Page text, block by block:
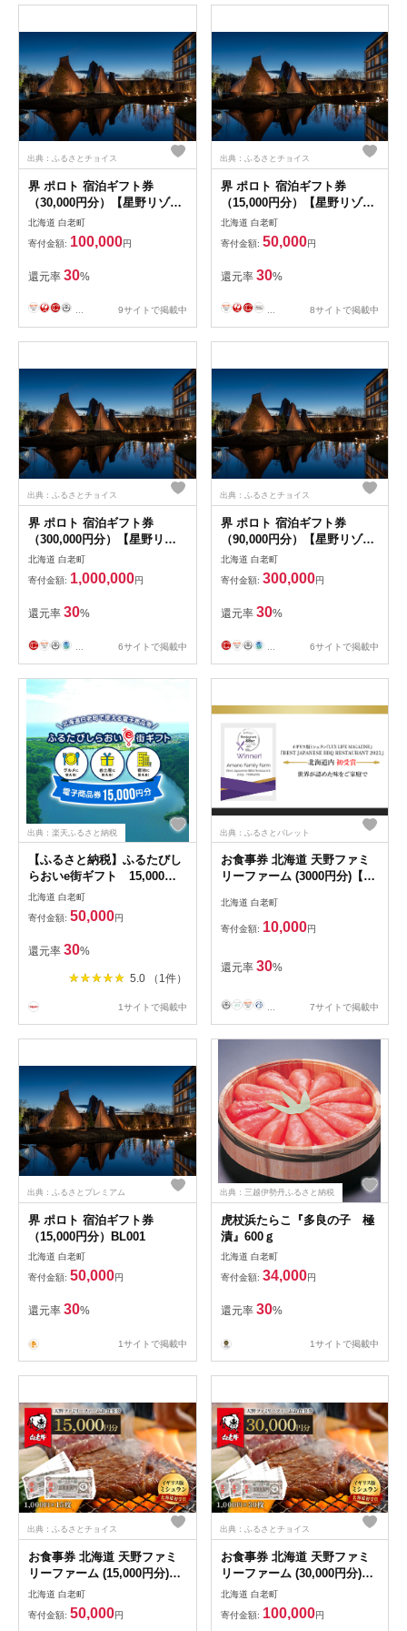
出典：ふるさとチョイス
界 ポロト 宿泊ギフト券
（30,000円分）【星野リゾー
ト】BL002
北海道 白老町
寄付金額: 100,000円
還元率 30%
9サイトで掲載中
出典：ふるさとチョイス
界 ポロト 宿泊ギフト券
（15,000円分）【星野リゾー
ト】
北海道 白老町
寄付金額: 50,000円
還元率 30%
8サイトで掲載中
出典：ふるさとチョイス
界 ポロト 宿泊ギフト券
（300,000円分）【星野リゾ
ート】BL005
北海道 白老町
寄付金額: 1,000,000円
還元率 30%
... 6サイトで掲載中
出典：ふるさとチョイス
界 ポロト 宿泊ギフト券
（90,000円分）【星野リゾー
ト】BL003
北海道 白老町
寄付金額: 300,000円
還元率 30%
... 6サイトで掲載中
出典：楽天ふるさと納税
【ふるさと納税】ふるたびし
らおいe街ギフト 15,000円
分白老町 旅行 北海道旅行 チ
ケット 電子商品券 ふるさと
納税 旅行
北海道 白老町
寄付金額: 50,000円
還元率 30%
5.0 （1件）
1サイトで掲載中
出典：ふるさとパレット
お食事券 北海道 天野ファミ
リーファーム (3000円分)【牧
ン】 BS048
北海道 白老町
寄付金額: 10,000円
還元率 30%
7サイトで掲載中
出典：ふるさとプレミアム
界 ポロト 宿泊ギフト券
（15,000円分）BL001
北海道 白老町
寄付金額: 50,000円
還元率 30%
1サイトで掲載中
出典：三越伊勢丹ふるさと納税
虎杖浜たらこ『多良の子 極
漬』600ｇ
北海道 白老町
寄付金額: 34,000円
還元率 30%
1サイトで掲載中
出典：ふるさとチョイス
お食事券 北海道 天野ファミ
リーファーム (15,000円分)
【牧場直営・炭火焼肉レスト
北海道 白老町
寄付金額: 50,000円
出典：ふるさとチョイス
お食事券 北海道 天野ファミ
リーファーム (30,000円分)
【牧場直営・炭火焼肉レスト
北海道 白老町
寄付金額: 100,000円